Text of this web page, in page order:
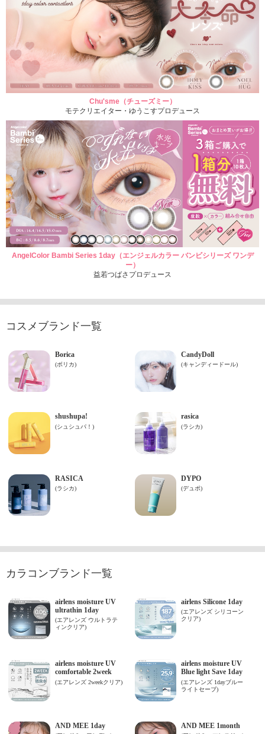
Chu'sme（チューズミー）
モテクリエイター・ゆうこすプロデュース
AngelColor Bambi Series 1day（エンジェルカラー バンビシリーズ ワンデ
ー）
益若つばさプロデュース
コスメブランド一覧
カラコンブランド一覧